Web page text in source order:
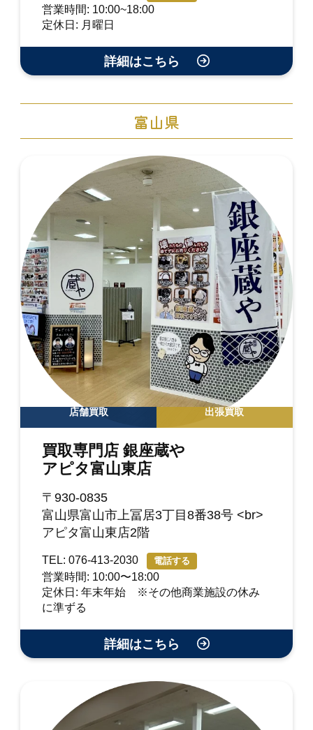
営業時間: 10:00~18:00
定休日: 月曜日
詳細はこちら
富山県
店舗買取 出張買取
買取専門店 銀座蔵や
アピタ富山東店
〒930-0835
富山県富山市上冨居3丁目8番38号 <br>
アピタ富山東店2階
TEL: 076-413-2030 電話する
営業時間: 10:00〜18:00
定休日: 年末年始 ※その他商業施設の休み
に準ずる
詳細はこちら